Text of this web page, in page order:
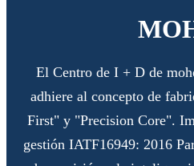
El Centro de I + D de
adhiere al concepto de
First" y "Precision Core".
gestión IATF16949: 2016